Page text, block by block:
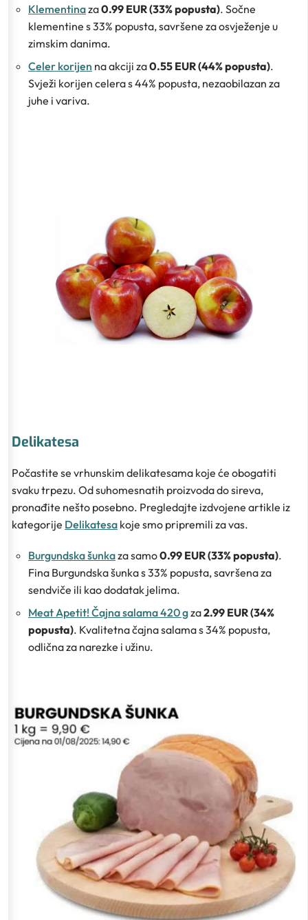
Klementinaza0.99 EUR (33% popusta). Sočne
klementine s 33% popusta, savršene za osvježenje u
zimskim danima.
Celer korijen na akciji za0.55 EUR (44% popusta).
Svježi korijen celera s 44% popusta, nezaobilazan za
juhe i variva.
Delikatesa
Počastite se vrhunskim delikatesama koje će obogatiti
svaku trpezu. Od suhomesnatih proizvoda do sireva,
pronađite nešto posebno. Pregledajte izdvojene artikle iz
kategorije Delikatesa koje smo pripremili za vas.
Burgundska šunkaza samo0.99 EUR (33% popusta).
Fina Burgundska šunka s 33% popusta, savršena za
sendviče ili kao dodatak jelima.
Meat Apetit! Čajna salama 420 gza2.99 EUR (34%
popusta). Kvalitetna čajna salama s 34% popusta,
odlična za narezke i užinu.